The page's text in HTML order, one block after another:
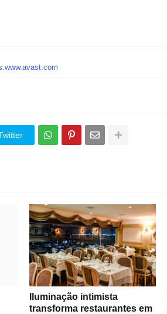
www.avast.com
Iluminação intimista
transforma restaurantes em